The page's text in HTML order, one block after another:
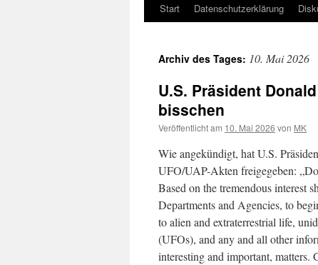
Start Datenschutzerklärung
Archiv des Tages: 10. Mai 2026
U.S. Präsident
bisschen
Veröffentlicht am 10. Mai 2026 von MK
Wie angekündigt, hat U.S.
UFO/UAP-Akten freigegeben:
Based on the tremendous interest
Departments and Agencies, to
to alien and extraterrestrial life,
(UFOs), and any and all other
interesting and important,